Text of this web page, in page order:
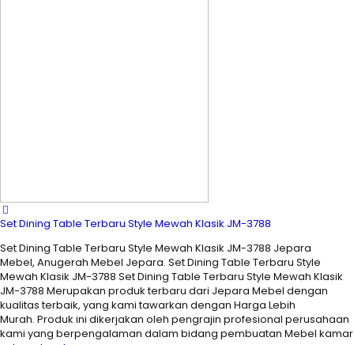
Set Dining Table Terbaru Style Mewah Klasik JM-3788
Set Dining Table Terbaru Style Mewah Klasik JM-3788 Jepara
Mebel, Anugerah Mebel Jepara. Set Dining Table Terbaru Style
Mewah Klasik JM-3788 Set Dining Table Terbaru Style Mewah Klasik
JM-3788 Merupakan produk terbaru dari Jepara Mebel dengan
kualitas terbaik, yang kami tawarkan dengan Harga Lebih
Murah. Produk ini dikerjakan oleh pengrajin profesional perusahaan
kami yang berpengalaman dalam bidang pembuatan Mebel kamar